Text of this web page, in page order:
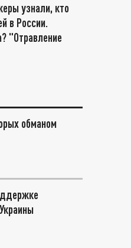
узнали, кто
в России.
"Отравление
обманом